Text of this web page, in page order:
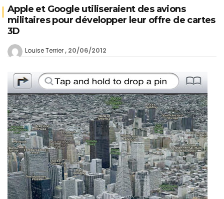
Apple et Google utiliseraient des avions
militaires pour développer leur offre de cartes
3D
Louise Terrier 20/06/2012